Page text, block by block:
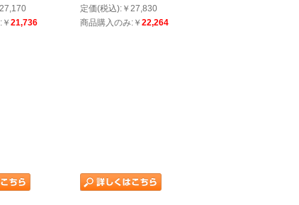
21,736
定価(税込):￥27,830
商品購入のみ:￥ 22,264